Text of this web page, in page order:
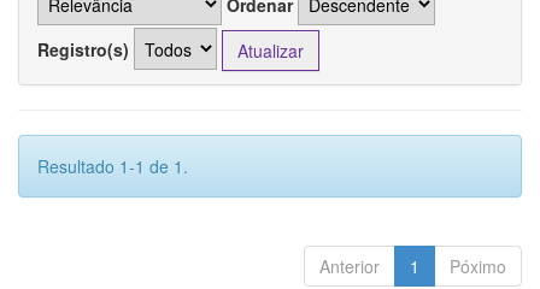
Registro(s)
Resultado 1-1 de 1.
Anterior 1 Póximo